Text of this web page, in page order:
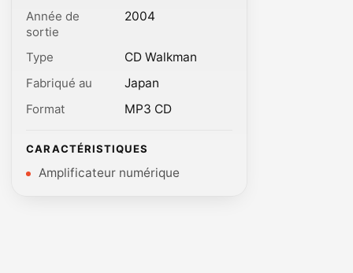
Année de
sortie
2004
Type
CD Walkman
Fabriqué au
Japan
Format
MP3 CD
CARACTÉRISTIQUES
Amplificateur numérique